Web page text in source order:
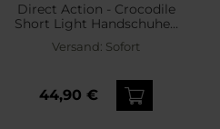
Direct Action - Crocodile
Short Light Handschuhe -
Versand: Sofort
44,90 €